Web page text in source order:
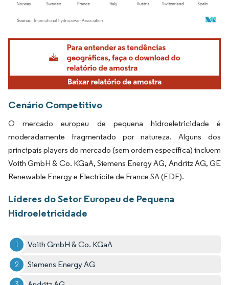
Imagem © Mordor Intelligence. O reuso requer atribuição conforme CC BY 4.0.
Cenário Competitivo
O mercado europeu de pequena hidroeletricidade é
moderadamente fragmentado por natureza. Alguns dos
principais players do mercado (sem ordem específica) incluem
Voith GmbH & Co. KGaA, Siemens Energy AG, Andritz AG, GE
Renewable Energy e Electricite de France SA (EDF).
Líderes do Setor Europeu de Pequena
Hidroeletricidade
Voith GmbH & Co. KGaA
Siemens Energy AG